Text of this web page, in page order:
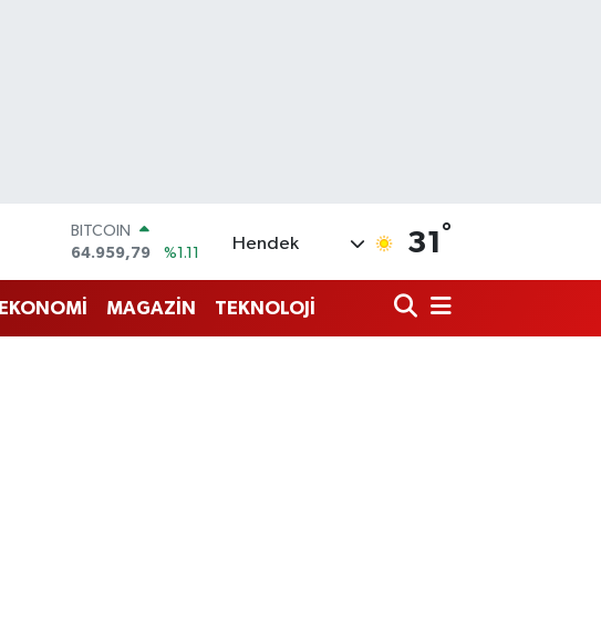
BITCOIN
64.959,79
%1.11
47,7436
%0.18
EURO
55,2510
%0.32
Hendek 31 °
EKONOMİ MAGAZİN TEKNOLOJİ